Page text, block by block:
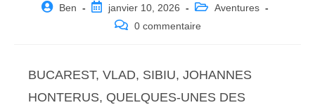
PostBen
Post
published:
janvier 10, 2026
Post Aventures
Post 0 commentaire
BUCAREST, VLAD, SIBIU, JOHANNES
HONTERUS, QUELQUES-UNES DES